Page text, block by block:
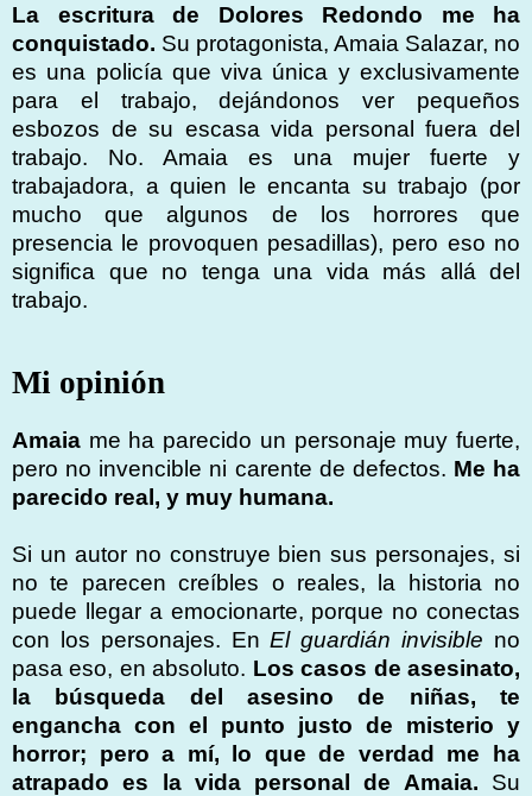
La escritura de Dolores Redondo me ha
conquistado. Su protagonista, Amaia Salazar, no
es una policía que viva única y exclusivamente
para el trabajo, dejándonos ver pequeños
esbozos de su escasa vida personal fuera del
trabajo. No. Amaia es una mujer fuerte y
trabajadora, a quien le encanta su trabajo (por
mucho que algunos de los horrores que
presencia le provoquen pesadillas), pero eso no
significa que no tenga una vida más allá del
trabajo.
Mi opinión
Amaia me ha parecido un personaje muy fuerte,
pero no invencible ni carente de defectos. Me ha
parecido real, y muy humana.
Si un autor no construye bien sus personajes, si
no te parecen creíbles o reales, la historia no
puede llegar a emocionarte, porque no conectas
con los personajes. EnEl guardián invisible no
pasa eso, en absoluto. Los casos de asesinato,
la búsqueda del asesino de niñas, te
engancha con el punto justo de misterio y
horror; pero a mí, lo que de verdad me ha
atrapado es la vida personal de Amaia. Su